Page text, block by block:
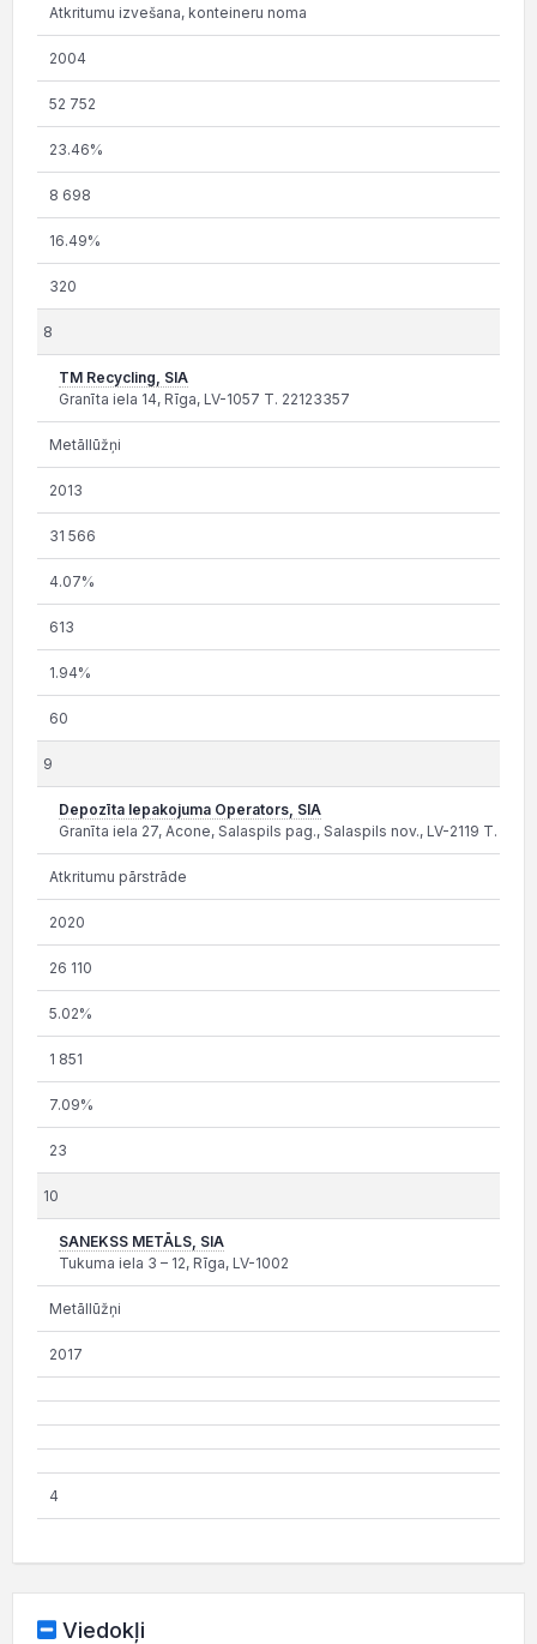
Atkritumu izvešana, konteineru noma
2004
52 752
23.46%
8 698
16.49%
320
8
TM Recycling, SIA
Granīta iela 14, Rīga, LV-1057 T. 22123357
Metāllūžņi
2013
31 566
4.07%
613
1.94%
60
9
Depozīta Iepakojuma Operators, SIA
Granīta iela 27, Acone, Salaspils pag., Salaspils nov., LV-2119 T.
Atkritumu pārstrāde
2020
26 110
5.02%
1 851
7.09%
23
10
SANEKSS METĀLS, SIA
Tukuma iela 3 – 12, Rīga, LV-1002
Metāllūžņi
2017
4
Viedokļi